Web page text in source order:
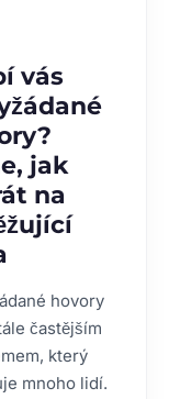
vás
jak
na
hovory
častějším
který
mnoho lidí.